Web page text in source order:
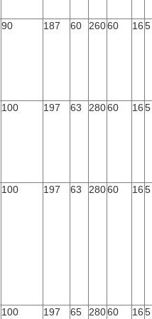
90 187 60 26060 165
100 197 63 28060 165
100 197 63 28060 165
100 197 65 28060 165